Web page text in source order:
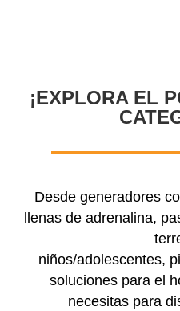
¡EXPLORA EL
Desde generadores
llenas de adrenalina,
niños/adolescentes,
soluciones para el
necesitas para